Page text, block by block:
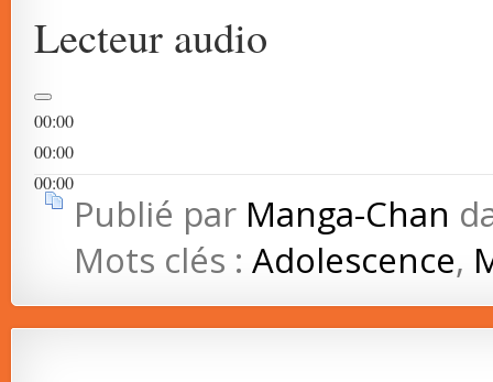
Lecteur audio
00:00
00:00
00:00
Publié par Manga-Chan
Mots clés : Adolescence,